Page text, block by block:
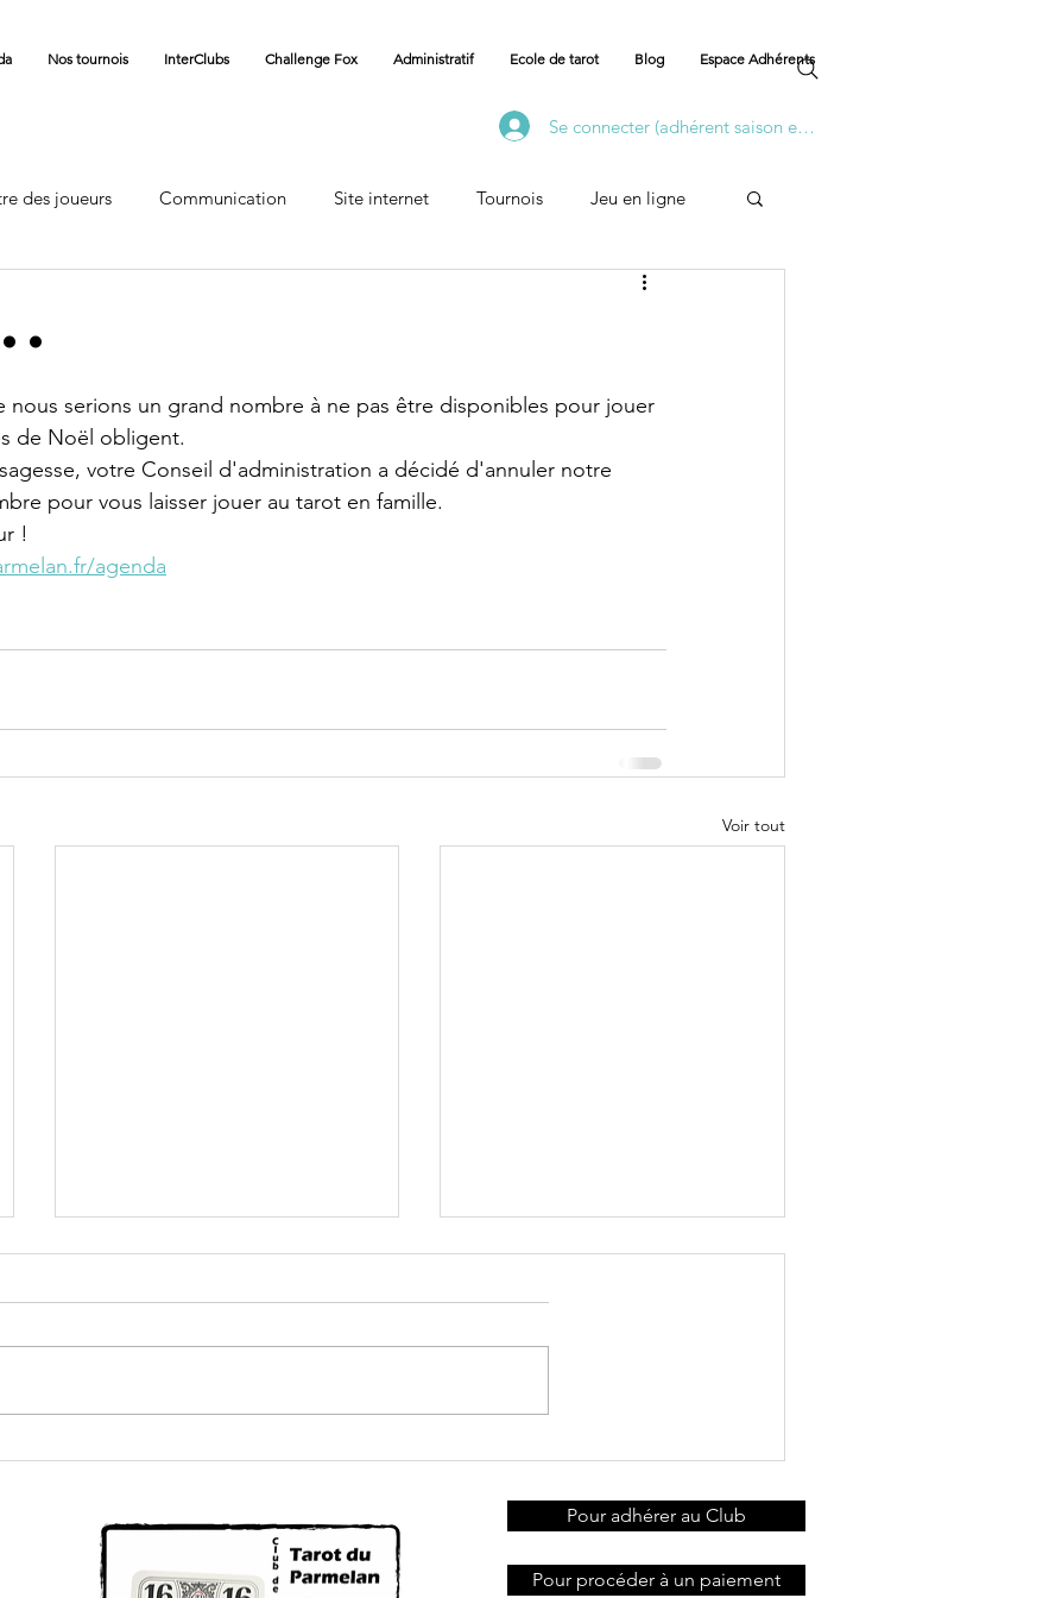
Nos tournois InterClubs Challenge Fox Administratif Ecole de tarot Blog Espace Adhérents
Se connecter (adhérent saison en cours)
des joueurs Communication Site internet Tournois Jeu en ligne
nous serions un grand nombre à ne pas être disponibles pour jouer
de Noël obligent.
votre Conseil d'administration a décidé d'annuler notre
pour vous laisser jouer au tarot en famille.
!
agenda
Voir tout
Prochaine
prochaine
joueursPour adhérer au Club
Pour procéder à un paiement